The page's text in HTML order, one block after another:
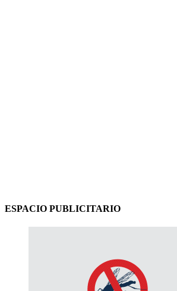
ESPACIO PUBLICITARIO